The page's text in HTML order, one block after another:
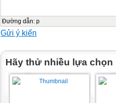
Sáu
Chiều
Đường dẫn: p
Gửi ý kiến
Hãy thử nhiều lựa chọn